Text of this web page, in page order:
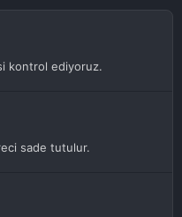
kontrol ediyoruz.
sade tutulur.